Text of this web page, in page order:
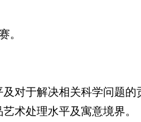
。
对于解决相关科学问题的
术处理水平及寓意境界。